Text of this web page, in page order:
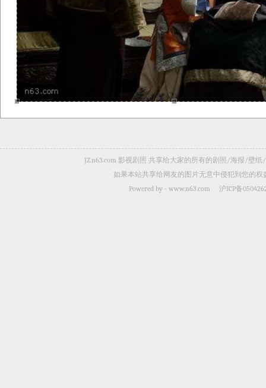
JZ.n63.com 影视剧照 共享给大家的所有的剧照/海报/壁
如果本站共享给网友的图片无意中侵犯到您的
Powered by - www.n63.com 沪ICP备